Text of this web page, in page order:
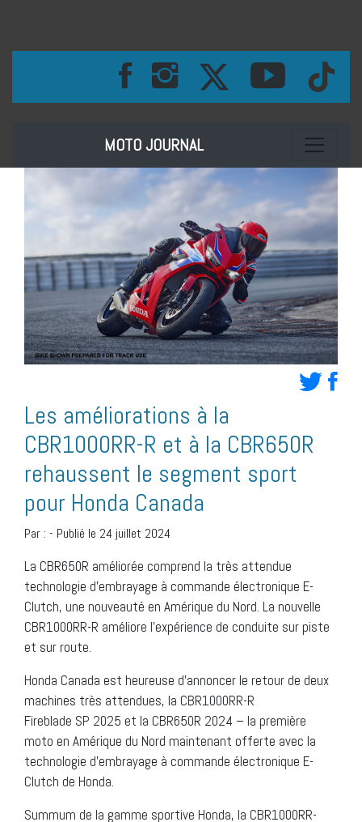
MOTO JOURNAL Toggle
Les améliorations à la
CBR1000RR-R et à la CBR650R
rehaussent le segment sport
pour Honda Canada
Par : - Publié le 24 juillet 2024
La CBR650R améliorée comprend la très attendue
technologie d’embrayage à commande électronique E-
Clutch, une nouveauté en Amérique du Nord. La nouvelle
CBR1000RR-R améliore l’expérience de conduite sur piste
et sur route.
Honda Canada est heureuse d’annoncer le retour de deux
machines très attendues, la CBR1000RR-R
Fireblade SP 2025 et la CBR650R 2024 – la première
moto en Amérique du Nord maintenant offerte avec la
technologie d’embrayage à commande électronique E-
Clutch de Honda.
Summum de la gamme sportive Honda, la CBR1000RR-